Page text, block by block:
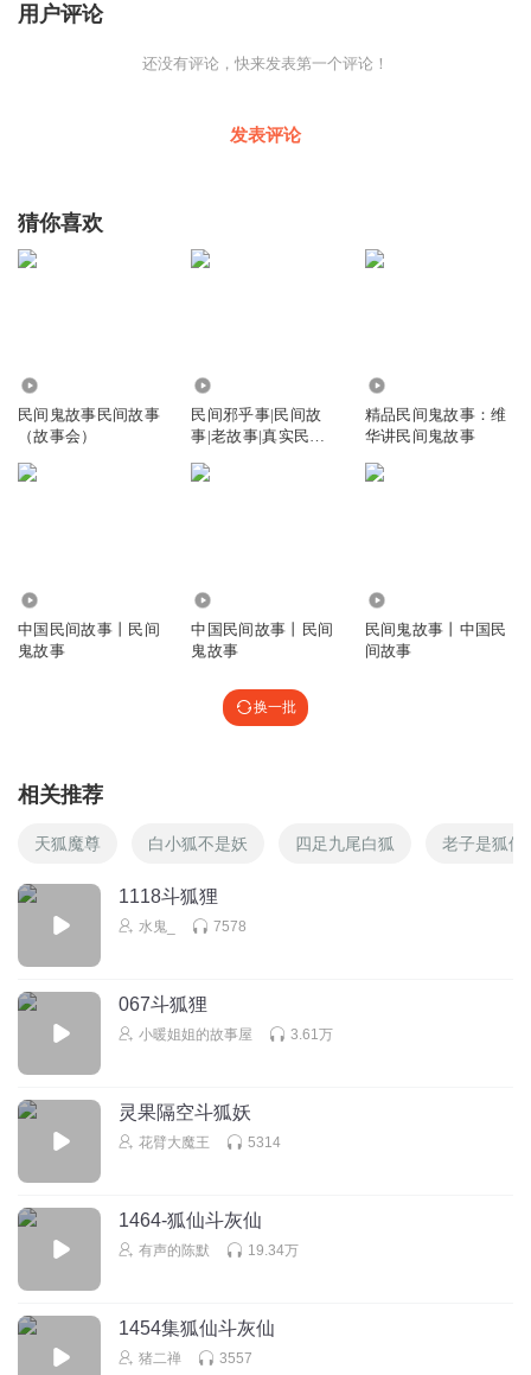
用户评论
还没有评论，快来发表第一个评论！
发表评论
猜你喜欢
民间鬼故事民间故事
（故事会）
民间邪乎事|民间故
事|老故事|真实民间
精品民间鬼故事：维
华讲民间鬼故事
中国民间故事丨民间
鬼故事
中国民间故事丨民间
鬼故事
民间鬼故事丨中国民
间故事
换一批
相关推荐
天狐魔尊 白小狐不是妖 四足九尾白狐 老子是狐仙
1118斗狐狸
水鬼_ 7578
067斗狐狸
小暖姐姐的故事屋 3.61万
灵果隔空斗狐妖
花臂大魔王 5314
1464-狐仙斗灰仙
有声的陈默 19.34万
1454集狐仙斗灰仙
猪二禅 3557